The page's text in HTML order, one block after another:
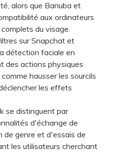
alors que Banuba et
aux ordinateurs
du visage.
sur Snapchat et
détection faciale en
des actions physiques
hausser les sourcils
les effets
se distinguent par
d'échange de
de genre et d'essais de
les utilisateurs cherchant